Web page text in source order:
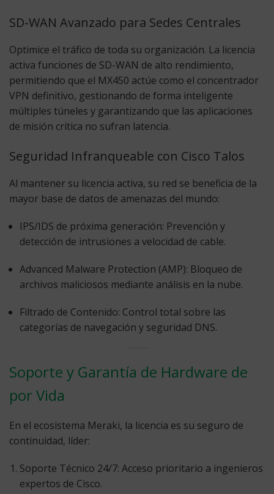
SD-WAN Avanzado para Sedes Centrales
Optimice el tráfico de toda su organización. La licencia
activa funciones de SD-WAN de alto rendimiento,
permitiendo que el MX450 actúe como el concentrador
VPN definitivo, gestionando de forma inteligente
múltiples túneles y garantizando que las aplicaciones
de misión crítica no sufran latencia.
Seguridad Infranqueable con Cisco Talos
Al mantener su licencia activa, su red se beneficia de la
mayor base de datos de amenazas del mundo:
IPS/IDS de próxima generación: Prevención y
detección de intrusiones a velocidad de cable.
Advanced Malware Protection (AMP): Bloqueo de
archivos maliciosos mediante análisis en la nube.
Filtrado de Contenido: Control total sobre las
categorías de navegación y seguridad DNS.
Soporte y Garantía de Hardware de
por Vida
En el ecosistema Meraki, la licencia es su seguro de
continuidad, líder:
Soporte Técnico 24/7: Acceso prioritario a ingenieros
expertos de Cisco.